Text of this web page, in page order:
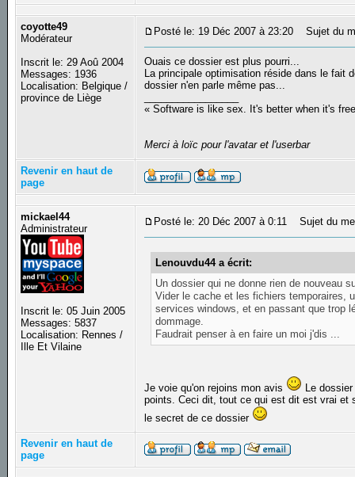
coyotte49
Modérateur
Inscrit le: 29 Aoû 2004
Messages: 1936
Localisation: Belgique /
province de Liège
Posté le: 19 Déc 2007 à 23:20 Sujet du
Ouais ce dossier est plus pourri...
La principale optimisation réside dans le fait
dossier n'en parle même pas...
« Software is like sex. It's better when it's
Merci à loïc pour l'avatar et l'userbar
Revenir en haut de
page
mickael44
Administrateur
Inscrit le: 05 Juin 2005
Messages: 5837
Localisation: Rennes /
Ille Et Vilaine
Posté le: 20 Déc 2007 à 0:11 Sujet du
Lenouvdu44 a écrit:
Un dossier qui ne donne rien de nouveau
Vider le cache et les fichiers temporaires,
services windows, et en passant que trop
dommage.
Faudrait penser à en faire un moi j'dis ...
Je voie qu'on rejoins mon avis
Le
points. Ceci dit, tout ce qui est dit est vrai et
le secret de ce dossier
Revenir en haut de
page